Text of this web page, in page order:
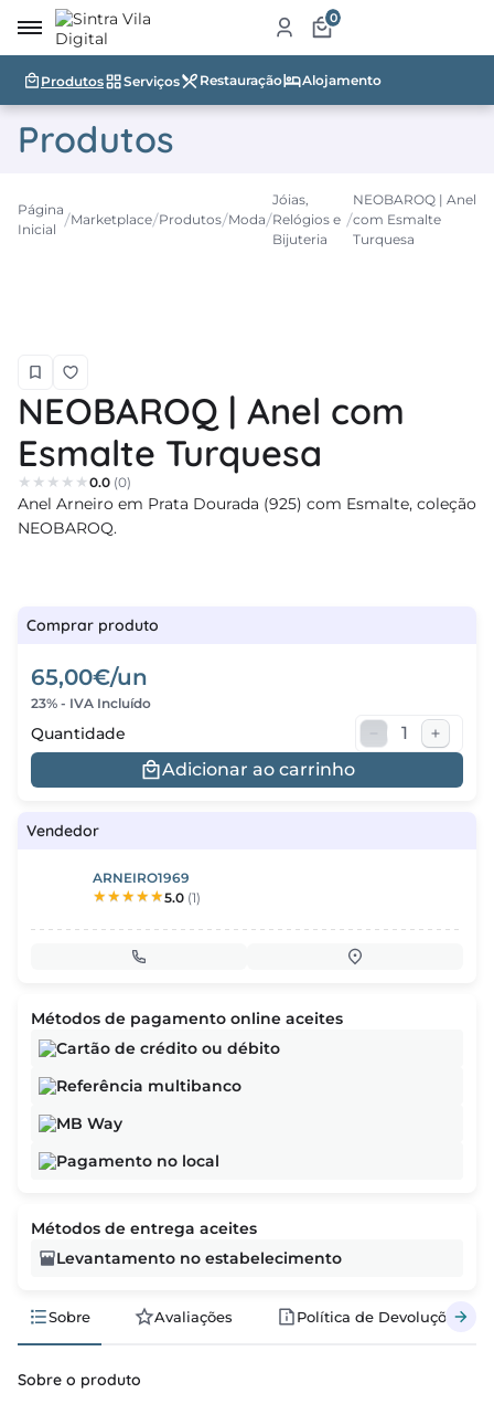
0
Produtos Serviços Restauração Alojamento
Produtos
Página
Inicial
Marketplace Produtos Moda
Jóias,
Relógios e
Bijuteria
NEOBAROQ | Anel
com Esmalte
Turquesa
NEOBAROQ | Anel com
Esmalte Turquesa
0.0 (0)
Anel Arneiro em Prata Dourada (925) com Esmalte, coleção
NEOBAROQ.
Comprar produto
65,00€/un
23% - IVA Incluído
Quantidade
Adicionar ao carrinho
Vendedor
ARNEIRO1969
5.0 (1)
Métodos de pagamento online aceites
Cartão de crédito ou débito
Referência multibanco
MB Way
Pagamento no local
Métodos de entrega aceites
Levantamento no estabelecimento
Sobre Avaliações Política de Devoluções
Sobre o produto